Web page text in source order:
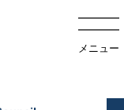
メニュー